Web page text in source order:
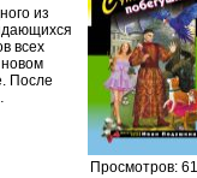
из
всех
После
Просмотров: